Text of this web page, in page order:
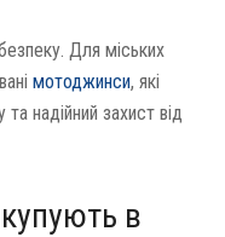
Для міських
мотоджинси, які
надійний захист від
в